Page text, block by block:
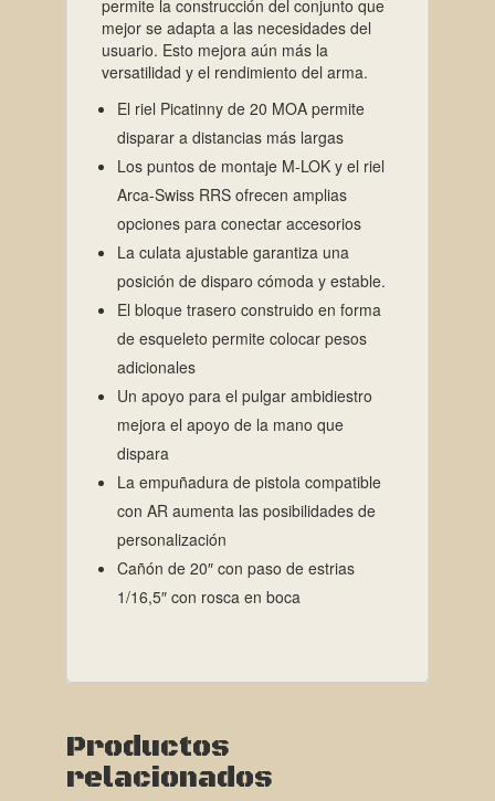
permite la construcción del conjunto que
mejor se adapta a las necesidades del
usuario. Esto mejora aún más la
versatilidad y el rendimiento del arma.
El riel Picatinny de 20 MOA permite
disparar a distancias más largas
Los puntos de montaje M-LOK y el riel
Arca-Swiss RRS ofrecen amplias
opciones para conectar accesorios
La culata ajustable garantiza una
posición de disparo cómoda y estable.
El bloque trasero construido en forma
de esqueleto permite colocar pesos
adicionales
Un apoyo para el pulgar ambidiestro
mejora el apoyo de la mano que
dispara
La empuñadura de pistola compatible
con AR aumenta las posibilidades de
personalización
Cañón de 20″ con paso de estrias
1/16,5″ con rosca en boca
Productos
relacionados